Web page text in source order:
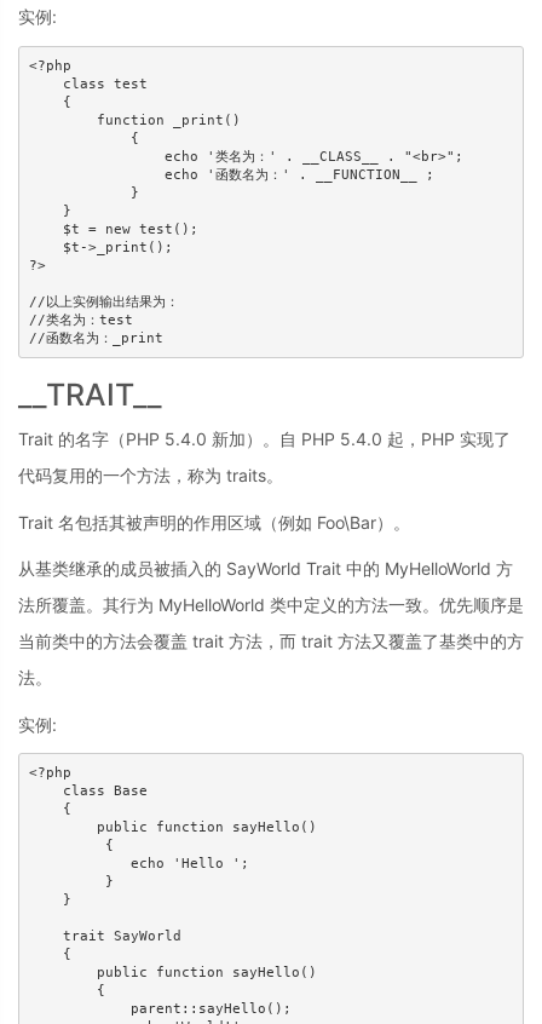
实例:
<?php
    class test
    {
        function _print()
            {
                echo '类名为：' . __CLASS__ . "<br>";
                echo '函数名为：' . __FUNCTION__ ;
            }
    }
    $t = new test();
    $t->_print();
?>
//以上实例输出结果为：
//类名为：test
//函数名为：_print
__TRAIT__
Trait 的名字（PHP 5.4.0 新加）。自 PHP 5.4.0 起，PHP 实现了
代码复用的一个方法，称为 traits。
Trait 名包括其被声明的作用区域（例如 Foo\Bar）。
从基类继承的成员被插入的 SayWorld Trait 中的 MyHelloWorld 方
法所覆盖。其行为 MyHelloWorld 类中定义的方法一致。优先顺序是
当前类中的方法会覆盖 trait 方法，而 trait 方法又覆盖了基类中的方
法。
实例:
<?php
    class Base
    {
        public function sayHello()
         {
            echo 'Hello ';
         }
    }
    trait SayWorld
    {
        public function sayHello()
        {
            parent::sayHello();